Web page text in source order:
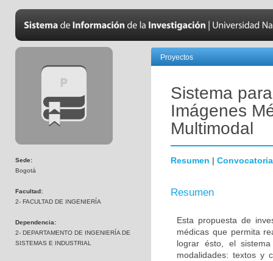
Sede:
Bogotá
Facultad:
2- FACULTAD DE INGENIERÍA
Dependencia:
2- DEPARTAMENTO DE INGENIERÍA DE
SISTEMAS E INDUSTRIAL
Proyectos
Sistema
Imágenes
Multimodal
Resumen | Convocatoria
Resumen
Esta propuesta de
médicas que permita
lograr ésto, el
modalidades: textos y